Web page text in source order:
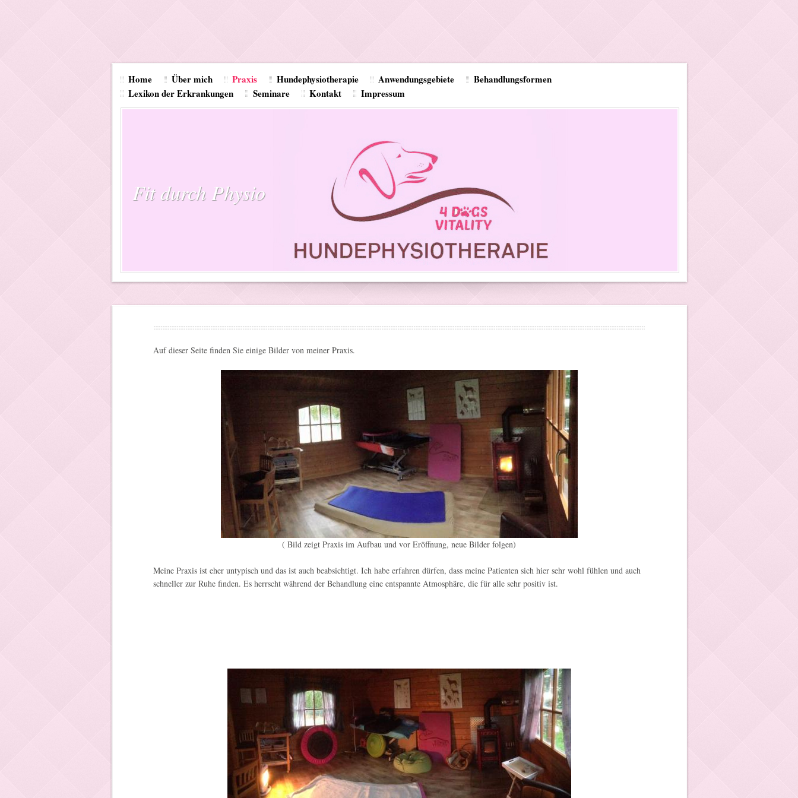
Home Über mich Praxis Hundephysiotherapie Anwendungsgebiete
Behandlungsformen
Lexikon der Erkrankungen
Seminare Kontakt Impressum
Fit durch Physio
Auf dieser Seite finden Sie einige Bilder von meiner Praxis.
( Bild zeigt Praxis im Aufbau und vor Eröffnung, neue Bilder folgen)
Meine Praxis ist eher untypisch und das ist auch beabsichtigt. Ich habe erfahren dürfen, dass meine Patienten sich hier sehr wohl fühlen und auch
schneller zur Ruhe finden. Es herrscht während der Behandlung eine entspannte Atmosphäre, die für alle sehr positiv ist.